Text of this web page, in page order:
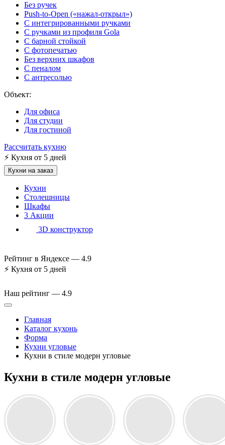
Без ручек
Push-to-Open («нажал-открыл»)
С интегрированными ручками
С ручками из профиля Gola
С барной стойкой
С фотопечатью
Без верхних шкафов
С пеналом
С антресолью
Объект:
Для офиса
Для студии
Для гостиной
Рассчитать кухню
⚡ Кухня от 5 дней
Кухни на заказ
Кухни
Столешницы
Шкафы
3 Акции
3D конструктор
Рейтинг в Яндексе — 4.9
⚡ Кухня от 5 дней
Наш рейтинг — 4.9
Главная
Каталог кухонь
Форма
Кухни угловые
Кухни в стиле модерн угловые
Кухни в стиле модерн угловые